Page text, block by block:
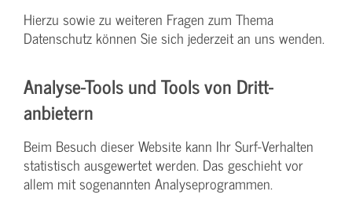
Hierzu sowie zu weiteren Fragen zum Thema
Datenschutz können Sie sich jederzeit an uns wenden.
Analyse-Tools und Tools von Dritt­
anbietern
Beim Besuch dieser Website kann Ihr Surf-Verhalten
statistisch ausgewertet werden. Das geschieht vor
allem mit sogenannten Analyseprogrammen.